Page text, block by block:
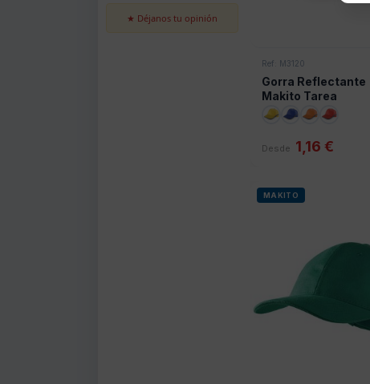
★ Déjanos tu opinión
Ref: M3120
Gorra Reflectante
Makito Tarea
Desde 1,16 €
MAKITO